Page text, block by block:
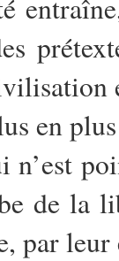
en
n’est
de la
par